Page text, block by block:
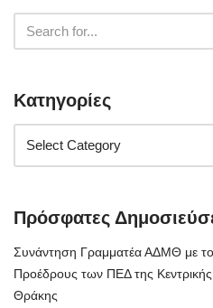
Κατηγορίες
Πρόσφατες
Συνάντηση Γραμματέα ΑΔΜΘ με
Προέδρους των ΠΕΔ της Κεντρικής
Θράκης